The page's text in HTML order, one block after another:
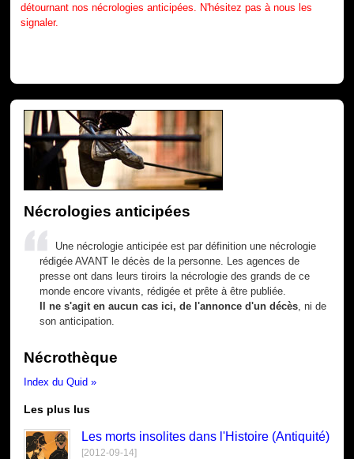
détournant nos nécrologies anticipées. N'hésitez pas à nous les
signaler.
Nécrologies anticipées
Une nécrologie anticipée est par définition une nécrologie
rédigée AVANT le décès de la personne. Les agences de
presse ont dans leurs tiroirs la nécrologie des grands de ce
monde encore vivants, rédigée et prête à être publiée.
Il ne s'agit en aucun cas ici, de l'annonce d'un décès , ni de
son anticipation.
Nécrothèque
Index du Quid »
Les plus lus
Les morts insolites dans l'Histoire (Antiquité)
[2012-09-14]